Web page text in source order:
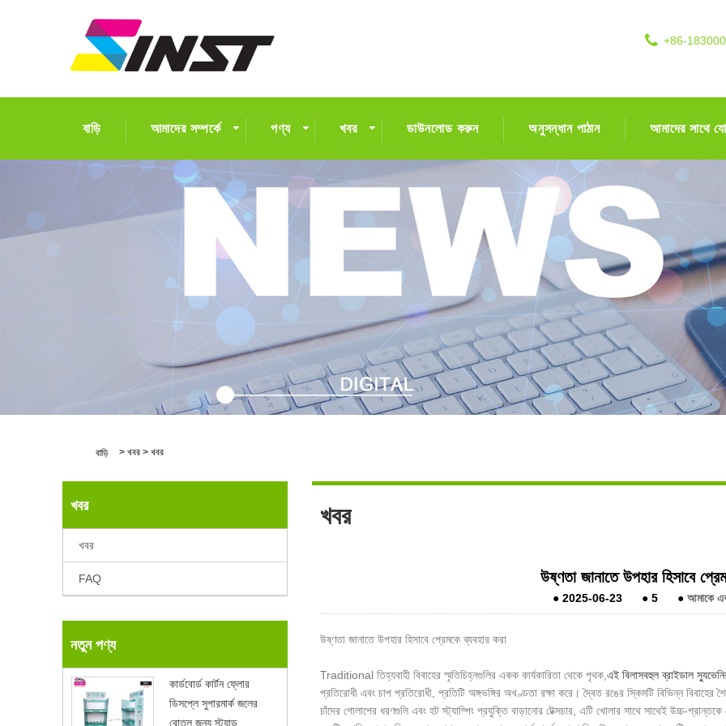
+86-
বাড়ি আমাদের সম্পর্কে পণ্য খবর ডাউনলোড করুন অনুসন্ধান পাঠান আমাদের সাথে
বাড়ি > খবর > খবর
খবর
খবর
FAQ
নতুন পণ্য
কার্ডবোর্ড কার্টন ফ্লোর
ডিসপ্লে সুপারমার্ক জলের
বোতল জন্য স্ট্যান্ড
খবর
উষ্ণতা জানাতে উপহার হিসাবে
● 2025-06-23 ● 5 ● আমাকে
উষ্ণতা জানাতে উপহার হিসাবে প্রেমকে ব্যবহার করা
Traditional তিহ্যবাহী বিবাহের স্মৃতিচিহ্নগুলির একক কার্যকারিতা থেকে পৃথক, এই বিলাসবহুল ব্রাইডাল
প্রতিরোধী এবং চাপ প্রতিরোধী, প্রতিটি অঙ্গভঙ্গির অখণ্ডতা রক্ষা করে। দ্বৈত রঙের স্কিমটি বিভিন্ন
চাঁদের গোলাপের ধরণগুলি এবং হট স্ট্যাম্পিং প্রযুক্তি বাড়ানোর টেক্সচার, এটি খোলার সাথে সাথেই উচ্চ-প্রান্তকে